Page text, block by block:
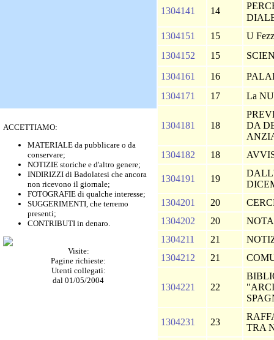
ACCETTIAMO:
MATERIALE da pubblicare o da
conservare;
NOTIZIE storiche e d'altro genere;
INDIRIZZI di Badolatesi che ancora
non ricevono il giornale;
FOTOGRAFIE di qualche interesse;
SUGGERIMENTI, che terremo
presenti;
CONTRIBUTI in denaro.
Visite:
Pagine richieste:
Utenti collegati:
dal 01/05/2004
1304141 14
1304151
15
U
1304152
15
1304161
16
1304171
17 La
1304181 18
DA
1304182
18
1304191 19
1304201
20
1304202
20
1304211
21
1304212
21
1304221 22
1304231 23
TRA